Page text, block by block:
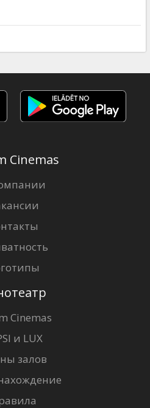
Cinemas
Cinemas
и LUX
залов